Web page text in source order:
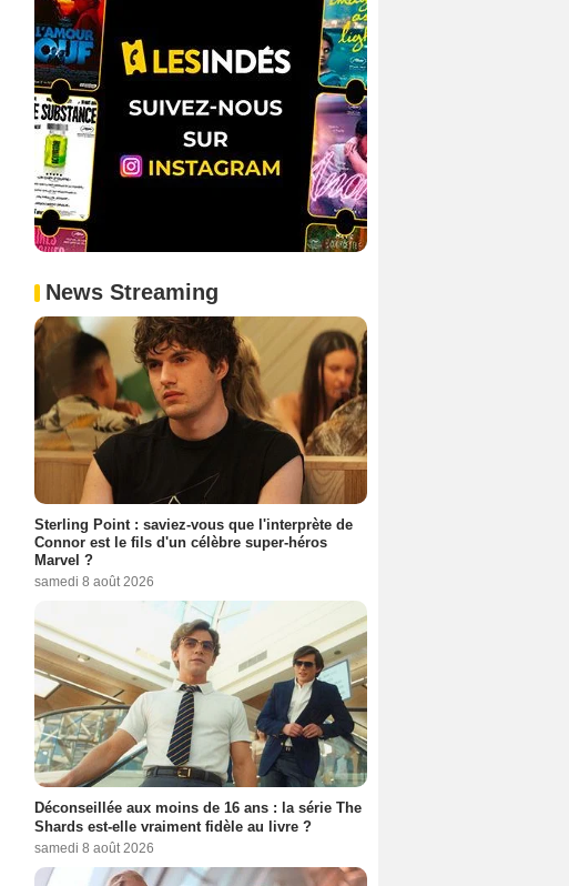
News Streaming
Sterling Point : saviez-vous que l'interprète de
Connor est le fils d'un célèbre super-héros
Marvel ?
samedi 8 août 2026
Déconseillée aux moins de 16 ans : la série The
Shards est-elle vraiment fidèle au livre ?
samedi 8 août 2026